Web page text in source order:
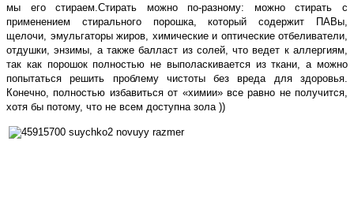
мы его стираем.Стирать можно по-разному: можно стирать с
применением стирального порошка, который содержит ПАВы,
щелочи, эмульгаторы жиров, химические и оптические отбеливатели,
отдушки, энзимы, а также балласт из солей, что ведет к аллергиям,
так как порошок полностью не выполаскивается из ткани, а можно
попытаться решить проблему чистоты без вреда для здоровья.
Конечно, полностью избавиться от «химии» все равно не получится,
хотя бы потому, что не всем доступна зола ))